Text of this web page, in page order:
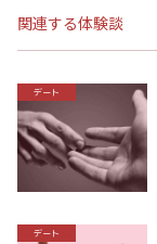
関連する体験談
デート
デート